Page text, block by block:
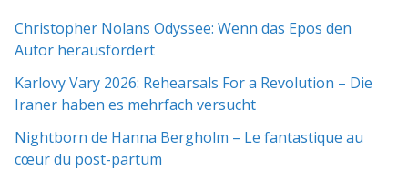
Christopher Nolans Odyssee: Wenn das Epos den
Autor herausfordert
Karlovy Vary 2026: Rehearsals For a Revolution – Die
Iraner haben es mehrfach versucht
Nightborn de Hanna Bergholm – Le fantastique au
cœur du post-partum